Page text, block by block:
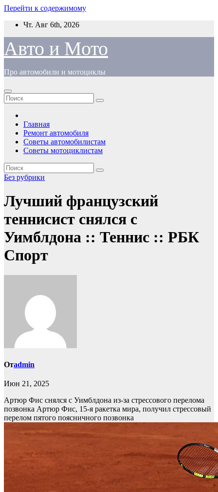
Перейти к содержимому
Чт. Авг 6th, 2026
Авто и Мото
Про автомобили и мотоциклы
Главная
Ремонт автомобиля
Советы автомобилистам
Советы мотоциклистам
Без рубрики
Лучший французский
теннисист снялся с
Уимблдона :: Теннис :: РБК
Спорт
Отadmin
Июн 21, 2025
Артюр Фис снялся с Уимблдона из-за стрессового перелома
позвонка Артюр Фис, 15-я ракетка мира, получил стрессовый
перелом пятого поясничного позвонка